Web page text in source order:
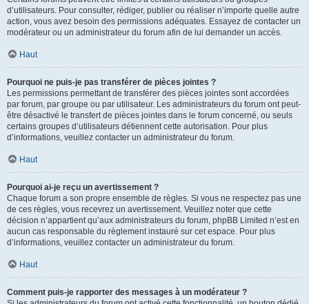
d’utilisateurs. Pour consulter, rédiger, publier ou réaliser n’importe quelle autre
action, vous avez besoin des permissions adéquates. Essayez de contacter un
modérateur ou un administrateur du forum afin de lui demander un accès.
Haut
Pourquoi ne puis-je pas transférer de pièces jointes ?
Les permissions permettant de transférer des pièces jointes sont accordées
par forum, par groupe ou par utilisateur. Les administrateurs du forum ont peut-
être désactivé le transfert de pièces jointes dans le forum concerné, ou seuls
certains groupes d’utilisateurs détiennent cette autorisation. Pour plus
d’informations, veuillez contacter un administrateur du forum.
Haut
Pourquoi ai-je reçu un avertissement ?
Chaque forum a son propre ensemble de règles. Si vous ne respectez pas une
de ces règles, vous recevrez un avertissement. Veuillez noter que cette
décision n’appartient qu’aux administrateurs du forum, phpBB Limited n’est en
aucun cas responsable du règlement instauré sur cet espace. Pour plus
d’informations, veuillez contacter un administrateur du forum.
Haut
Comment puis-je rapporter des messages à un modérateur ?